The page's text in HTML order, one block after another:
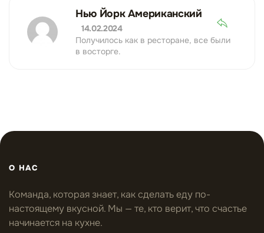
Нью Йорк Американский
14.02.2024
Получилось как в ресторане, все были
в восторге.
О НАС
Команда, которая знает, как сделать еду по-
настоящему вкусной. Мы — те, кто верит, что счастье
начинается на кухне.